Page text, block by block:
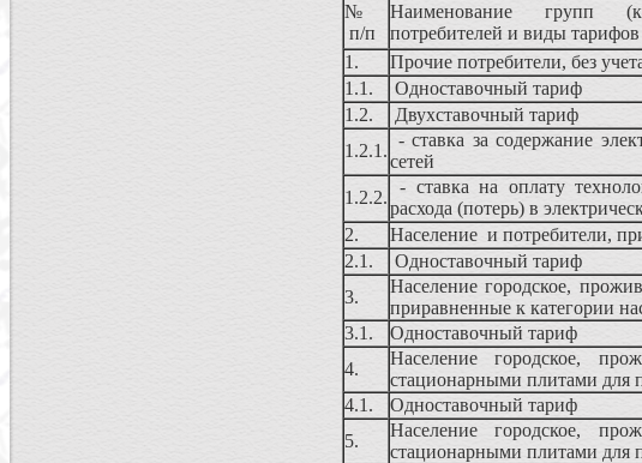
№
п/п
Наименование групп
потребителей и виды тарифов
1.
Прочие потребители, без
1.1.
Одноставочный тариф
1.2.
Двухставочный тариф
1.2.1.
- ставка за содержание
сетей
1.2.2.
- ставка на оплату
расхода (потерь) в
2.
Население и потребители,
2.1.
Одноставочный тариф
3.
Население городское,
приравненные к категории
3.1.
Одноставочный тариф
4.
Население городское,
стационарными плитами для
4.1.
Одноставочный тариф
5.
Население городское,
стационарными плитами для